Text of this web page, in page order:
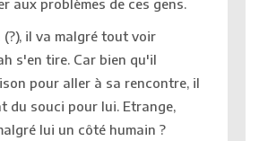
(?), il va malgré tout voir
s'en tire. Car bien qu'il
pour aller à sa rencontre, il
du souci pour lui. Etrange,
lui un côté humain ?